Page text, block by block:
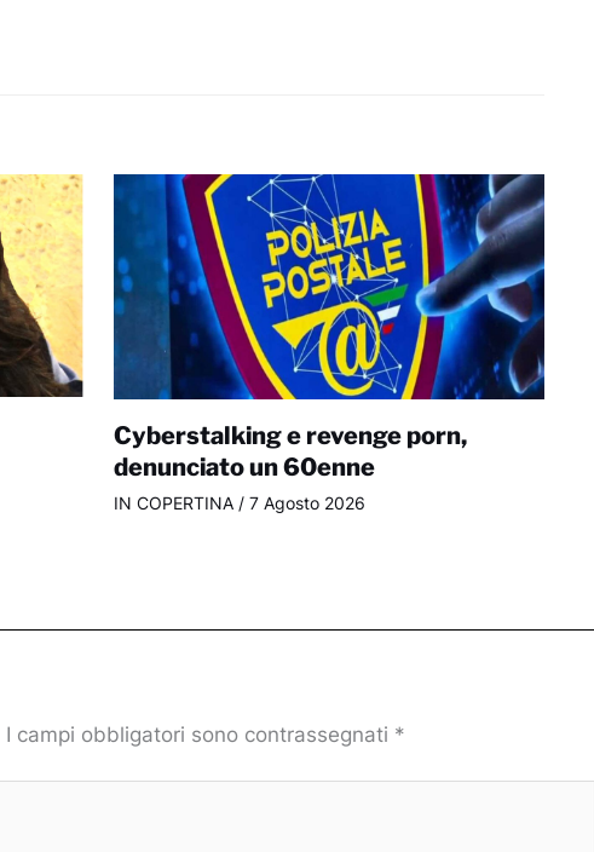
Cyberstalking e revenge porn,
denunciato un 60enne
IN COPERTINA / 7 Agosto 2026
I campi obbligatori sono contrassegnati *